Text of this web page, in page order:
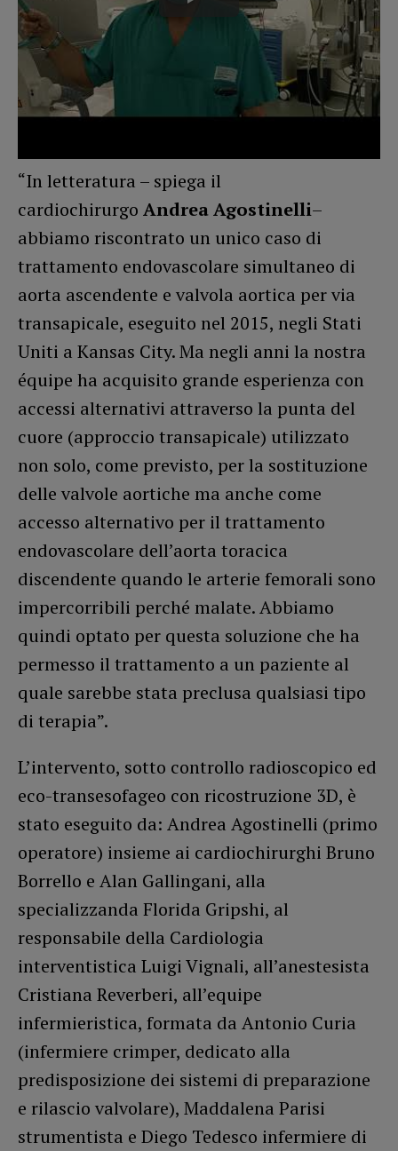
“In letteratura – spiega il
cardiochirurgo Andrea Agostinelli–
abbiamo riscontrato un unico caso di
trattamento endovascolare simultaneo di
aorta ascendente e valvola aortica per via
transapicale, eseguito nel 2015, negli Stati
Uniti a Kansas City. Ma negli anni la nostra
équipe ha acquisito grande esperienza con
accessi alternativi attraverso la punta del
cuore (approccio transapicale) utilizzato
non solo, come previsto, per la sostituzione
delle valvole aortiche ma anche come
accesso alternativo per il trattamento
endovascolare dell’aorta toracica
discendente quando le arterie femorali sono
impercorribili perché malate. Abbiamo
quindi optato per questa soluzione che ha
permesso il trattamento a un paziente al
quale sarebbe stata preclusa qualsiasi tipo
di terapia”.
L’intervento, sotto controllo radioscopico ed
eco-transesofageo con ricostruzione 3D, è
stato eseguito da: Andrea Agostinelli (primo
operatore) insieme ai cardiochirurghi Bruno
Borrello e Alan Gallingani, alla
specializzanda Florida Gripshi, al
responsabile della Cardiologia
interventistica Luigi Vignali, all’anestesista
Cristiana Reverberi, all’equipe
infermieristica, formata da Antonio Curia
(infermiere crimper, dedicato alla
predisposizione dei sistemi di preparazione
e rilascio valvolare), Maddalena Parisi
strumentista e Diego Tedesco infermiere di